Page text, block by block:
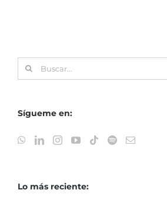
Buscar:
Sígueme en:
Lo más reciente: